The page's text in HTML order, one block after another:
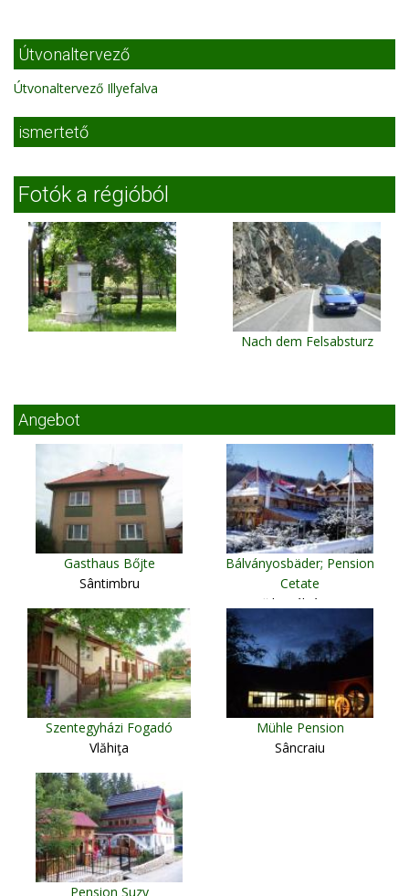
Útvonaltervező
Útvonaltervező Illyefalva
ismertető
Fotók a régióból
Nach dem Felsabsturz
Angebot
Gasthaus Bőjte
Sântimbru
Bálványosbäder; Pension
Cetate
Băile Bálványos
Szentegyházi Fogadó
Vlăhiţa
Mühle Pension
Sâncraiu
Pension Suzy